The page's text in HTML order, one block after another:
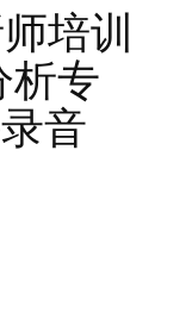
培训
析专
音